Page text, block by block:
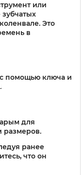
или
Это
в
помощью ключа и
для
размеров.
ранее
что он